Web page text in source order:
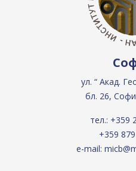
ул. “ Акад.
бл. 26,
тел.: +359
+359
e-mail: